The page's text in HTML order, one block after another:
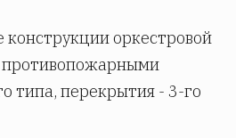
оркестровой
типа, перекрытия - 3-го